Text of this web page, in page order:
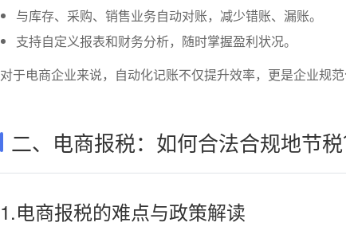
与库存、采购、销售业务自动对账，减少错账、漏账。
支持自定义报表和财务分析，随时掌握盈利状况。
对于电商企业来说，自动化记账不仅提升效率，更是企业规范
二、电商报税：如何合法合规地节税
1.电商报税的难点与政策解读